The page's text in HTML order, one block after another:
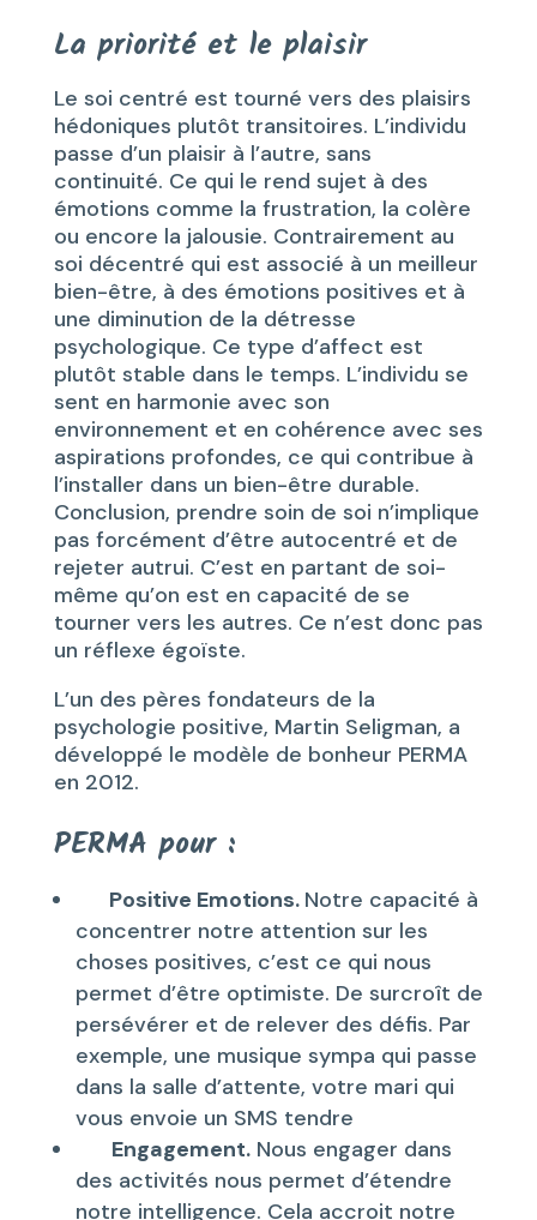
La priorité et le plaisir
Le soi centré est tourné vers des plaisirs
hédoniques plutôt transitoires. L’individu
passe d’un plaisir à l’autre, sans
continuité. Ce qui le rend sujet à des
émotions comme la frustration, la colère
ou encore la jalousie. Contrairement au
soi décentré qui est associé à un meilleur
bien-être, à des émotions positives et à
une diminution de la détresse
psychologique. Ce type d’affect est
plutôt stable dans le temps. L’individu se
sent en harmonie avec son
environnement et en cohérence avec ses
aspirations profondes, ce qui contribue à
l’installer dans un bien-être durable.
Conclusion, prendre soin de soi n’implique
pas forcément d’être autocentré et de
rejeter autrui. C’est en partant de soi-
même qu’on est en capacité de se
tourner vers les autres. Ce n’est donc pas
un réflexe égoïste.
L’un des pères fondateurs de la
psychologie positive, Martin Seligman, a
développé le modèle de bonheur PERMA
en 2012.
PERMA pour :
Positive Emotions. Notre capacité à
concentrer notre attention sur les
choses positives, c’est ce qui nous
permet d’être optimiste. De surcroît de
persévérer et de relever des défis. Par
exemple, une musique sympa qui passe
dans la salle d’attente, votre mari qui
vous envoie un SMS tendre
Engagement.Nous engager dans
des activités nous permet d’étendre
notre intelligence. Cela accroit notre